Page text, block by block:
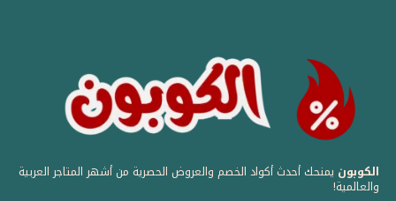
الكوبون يمنحك أحدث أكواد الخصم والعروض الحصرية من أشهر المتاجر العربية
والعالمية! ️